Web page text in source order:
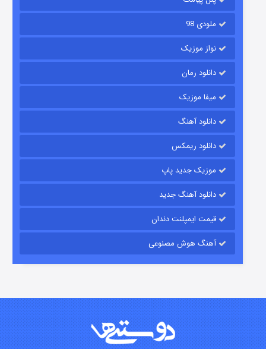
قسمت
قسمت۱۵ (دوبله) منتشر شد
ملودی 98
نواز موزیک
دانلود رمان
میفا موزیک
دانلود آهنگ
دانلود ریمکس
موزیک جدید پاپ
دانلود آهنگ جدید
قیمت ایمپلنت دندان
آهنگ هوش مصنوعی